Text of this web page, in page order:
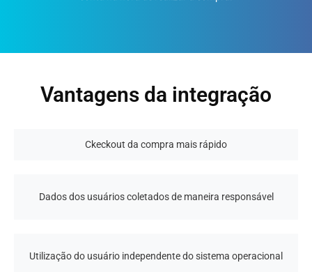
Vantagens da integração
Ckeckout da compra mais rápido
Dados dos usuários coletados de maneira responsável
Utilização do usuário independente do sistema operacional